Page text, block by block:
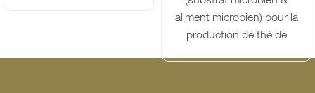
aliment microbien) pour la
production de thé de